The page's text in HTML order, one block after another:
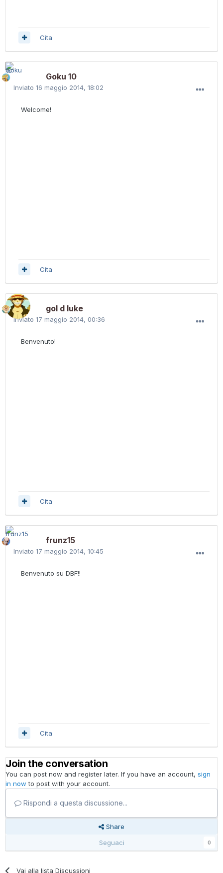
Cita
Goku 10
Inviato 16 maggio 2014, 18:02
Welcome!
Cita
gol d luke
Inviato 17 maggio 2014, 00:36
Benvenuto!
Cita
frunz15
Inviato 17 maggio 2014, 10:45
Benvenuto su DBF!!
Cita
Join the conversation
You can post now and register later. If you have an account, sign
in now to post with your account.
Rispondi a questa discussione...
Share
Seguaci
0
Vai alla lista Discussioni